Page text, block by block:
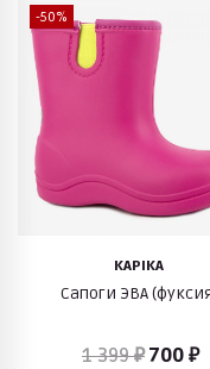
-50%
KAPIKA
Сапоги ЭВА
1 399 ₽ 700 ₽